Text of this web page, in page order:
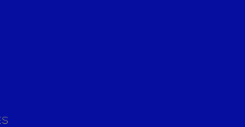
para ACS
de Gasóleo